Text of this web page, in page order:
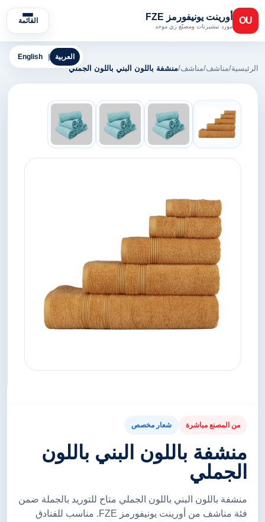
OU أورينت يونيفورمز FZE
مورد تيشيرتات ومصنّع زي موحد
القائمة
English العربية
الرئيسية/مناشف/مناشف/منشفة باللون البني باللون الجملي
من المصنع مباشرة شعار مخصص
منشفة باللون البني باللون
الجملي
منشفة باللون البني باللون الجملي متاح للتوريد بالجملة ضمن
فئة مناشف من أورينت يونيفورمز FZE. مناسب للفنادق